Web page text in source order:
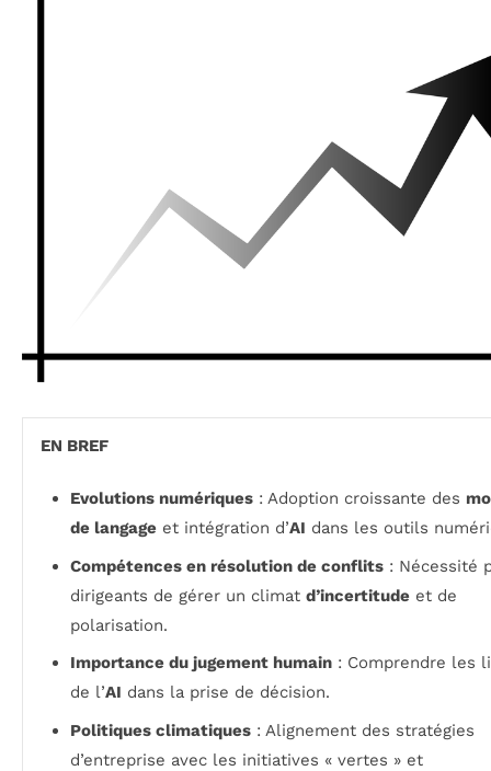
EN BREF
Evolutions numériques : Adoption croissante des
de langage et intégration d’AI dans les outils
Compétences en résolution de conflits : Nécessité
dirigeants de gérer un climat d’incertitude et de
polarisation.
Importance du jugement humain : Comprendre les
de l’AI dans la prise de décision.
Politiques climatiques : Alignement des stratégies
d’entreprise avec les initiatives « vertes » et